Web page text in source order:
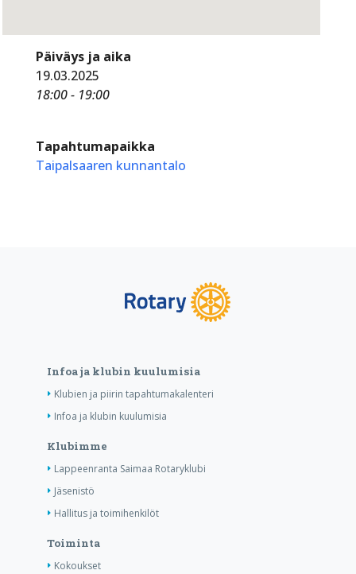
Päiväys ja aika
19.03.2025
18:00 - 19:00
Tapahtumapaikka
Taipalsaaren kunnantalo
Infoa ja klubin kuulumisia
Klubien ja piirin tapahtumakalenteri
Infoa ja klubin kuulumisia
Klubimme
Lappeenranta Saimaa Rotaryklubi
Jäsenistö
Hallitus ja toimihenkilöt
Toiminta
Kokoukset